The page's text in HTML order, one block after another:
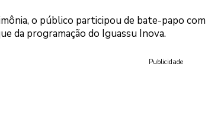
o público participou de bate-papo
da programação do Iguassu Inova.
Publicidade